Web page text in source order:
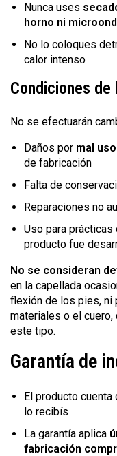
Nunca uses
horno ni
No lo coloques
calor intenso
Condiciones
No se efectuarán
Daños por mal uso
de fabricación
Falta de
Reparaciones no
Uso para
producto fue
No se consideran
en la capellada
flexión de los pies, ni
materiales o el
este tipo.
Garantía de
El producto cuenta
lo recibís
La garantía aplica
fabricación